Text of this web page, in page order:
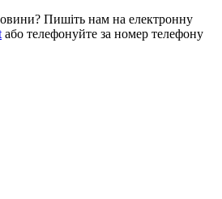
Пишіть нам на електронну
або телефонуйте за номер телефону